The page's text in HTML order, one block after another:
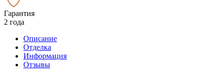
Гарантия
2 года
Описание
Отделка
Информация
Отзывы